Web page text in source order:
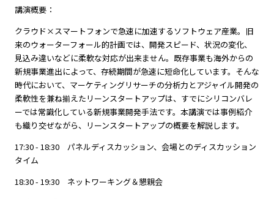
講演概要：
クラウド×スマートフォンで急速に加速するソフトウェア産業。旧
来のウォーターフォール的計画では、開発スピード、状況の変化、
見込み違いなどに柔軟な対応が出来ません。既存事業も海外からの
新規事業進出によって、存続期間が急速に短命化しています。そんな
時代において、マーケティングリサーチの分析力とアジャイル開発の
柔軟性を兼ね揃えたリーンスタートアップは、すでにシリコンバレ
ーでは常識化している新規事業開発手法です。本講演では事例紹介
も織り交ぜながら、リーンスタートアップの概要を解説します。
17:30 - 18:30 パネルディスカッション、会場とのディスカッション
タイム
18:30 - 19:30 ネットワーキング＆懇親会